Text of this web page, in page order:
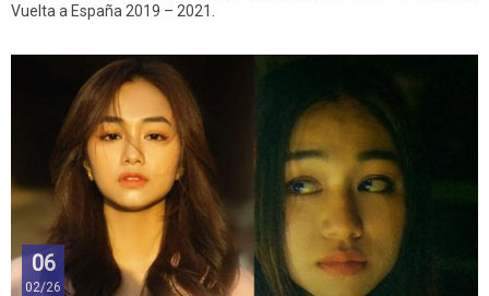
Vuelta a España 2019 – 2021.
06
02/26